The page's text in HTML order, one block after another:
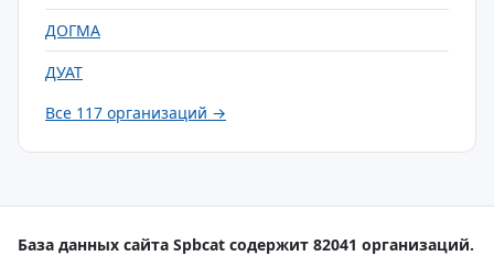
ДОГМА
ДУАТ
Все 117 организаций →
База данных сайта Spbcat содержит 82041 организаций.